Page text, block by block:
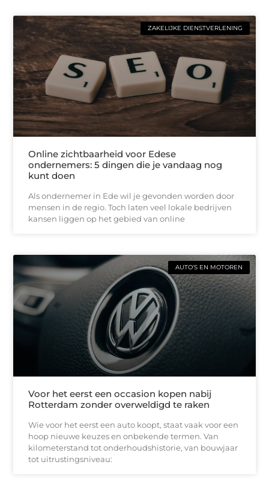
ZAKELIJKE DIENSTVERLENING
Online zichtbaarheid voor Edese
ondernemers: 5 dingen die je vandaag nog
kunt doen
Als ondernemer in Ede wil je gevonden worden door
mensen in de regio. Toch laten veel lokale bedrijven
kansen liggen op het gebied van online
AUTO'S EN MOTOREN
Voor het eerst een occasion kopen nabij
Rotterdam zonder overweldigd te raken
Wie voor het eerst een auto koopt, staat vaak voor een
hoop nieuwe keuzes en onbekende termen. Van
kilometerstand tot onderhoudshistorie, van bouwjaar
tot uitrustingsniveau: